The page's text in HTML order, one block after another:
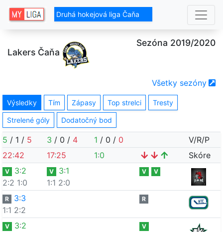
Druhá hokejová liga Čaňa
Lakers Čaňa
Sezóna 2019/2020
Všetky sezóny
Výsledky Tím Zápasy Top strelci Tresty
Strelené góly Dodatočný bod
5 / 1 / 5 3 / 0 / 4 1 / 0 / 0
V/R/P
22:42 17:25 1:0 Skóre
V 3:2
2:2 1:0
V 3:1
1:1 2:0
V V
R 3:3
1:1 2:2
R
V 3:2
V